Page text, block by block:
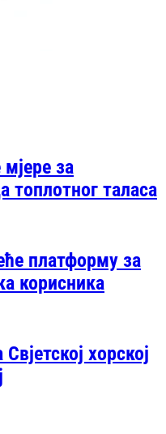
за
таласа
платформу за
корисника
хорској